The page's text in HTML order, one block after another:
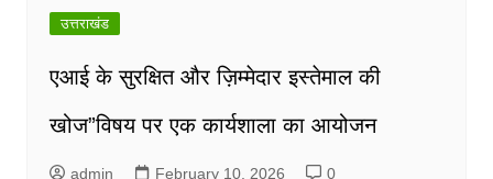
उत्तराखंड
एआई के सुरक्षित और ज़िम्मेदार इस्तेमाल की
खोज”विषय पर एक कार्यशाला का आयोजन
admin February 10, 2026 0